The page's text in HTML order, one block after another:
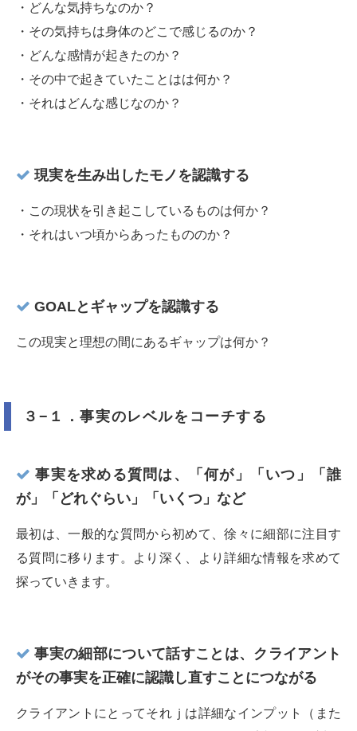
・どんな気持ちなのか？
・その気持ちは身体のどこで感じるのか？
・どんな感情が起きたのか？
・その中で起きていたことはは何か？
・それはどんな感じなのか？
現実を生み出したモノを認識する
・この現状を引き起こしているものは何か？
・それはいつ頃からあったもののか？
GOALとギャップを認識する
この現実と理想の間にあるギャップは何か？
３−１．事実のレベルをコーチする
事実を求める質問は、「何が」「いつ」「誰
が」「どれぐらい」「いくつ」など
最初は、一般的な質問から初めて、徐々に細部に注目す
る質問に移ります。より深く、より詳細な情報を求めて
探っていきます。
事実の細部について話すことは、クライアント
がその事実を正確に認識し直すことにつながる
クライアントにとってそれｊは詳細なインプット（また